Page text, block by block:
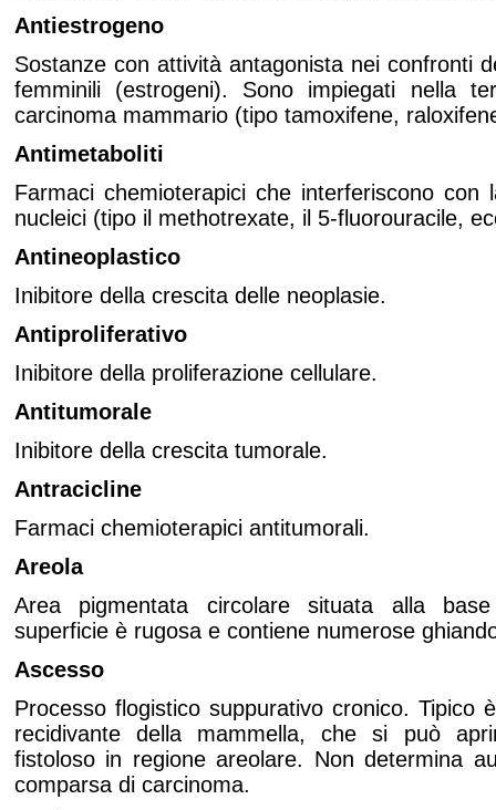
Antiestrogeno
Sostanze con attività antagonista nei confronti
femminili (estrogeni). Sono impiegati nella
carcinoma mammario (tipo tamoxifene,
Antimetaboliti
Farmaci chemioterapici che interferiscono con
nucleici (tipo il methotrexate, il 5-fluorouracile,
Antineoplastico
Inibitore della crescita delle neoplasie.
Antiproliferativo
Inibitore della proliferazione cellulare.
Antitumorale
Inibitore della crescita tumorale.
Antracicline
Farmaci chemioterapici antitumorali.
Areola
Area pigmentata circolare situata alla
superficie è rugosa e contiene numerose
Ascesso
Processo flogistico suppurativo cronico. Tipico
recidivante della mammella, che si può
fistoloso in regione areolare. Non determina
comparsa di carcinoma.